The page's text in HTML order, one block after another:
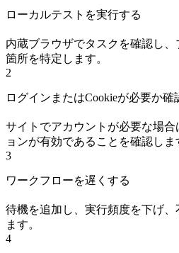
ローカルテストを実行する
内蔵ブラウザでタスクを確認し
箇所を特定します。
2
ログインまたはCookieが必要か確
サイトでアカウントが必要な場
ョンが有効であることを確認しま
3
ワークフローを遅くする
待機を追加し、実行頻度を下げ
ます。
4